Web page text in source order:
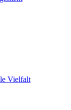
Vielfalt